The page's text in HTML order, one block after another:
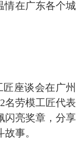
情在广东各个城
座谈会在广州
名劳模工匠代表
闪亮奖章，分享
事。